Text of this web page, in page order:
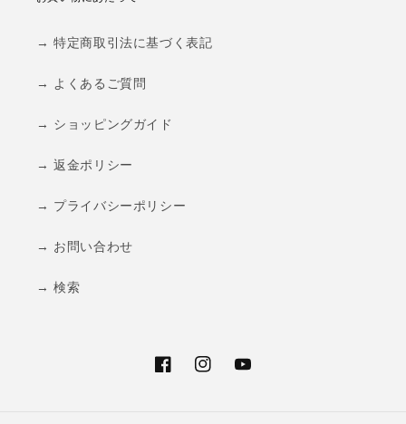
→ 特定商取引法に基づく表記
→ よくあるご質問
→ ショッピングガイド
→ 返金ポリシー
→ プライバシーポリシー
→ お問い合わせ
→ 検索
FacebookInstagramYouTube